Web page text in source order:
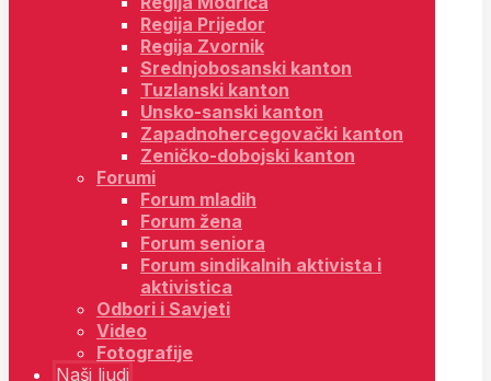
Regija Prijedor
Regija Zvornik
Srednjobosanski kanton
Tuzlanski kanton
Unsko-sanski kanton
Zapadnohercegovački kanton
Zeničko-dobojski kanton
Forumi
Forum mladih
Forum žena
Forum seniora
Forum sindikalnih aktivista i
aktivistica
Odbori i Savjeti
Video
Fotografije
Naši ljudi